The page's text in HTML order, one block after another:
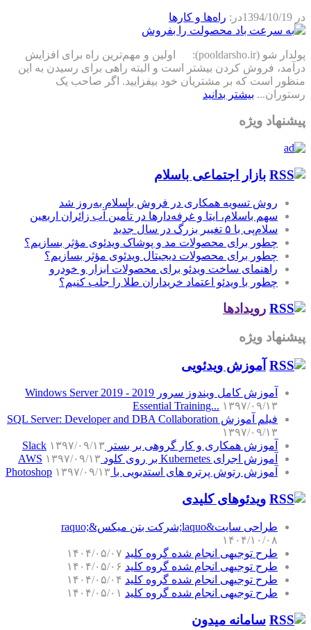
در 1394/10/19در: راه‌ها و كارها
پولدار شو (pooldarsho.ir): اولین و مهم‌ترین راه برای افزایش
درآمد، فروش کردن بیشتر است و البته راهی برای رسیدن به این
منظور است که بر مشتریان خود بیفزایید. اگر صاحب یک
رستوران... بیشتر بدانید
پیشنهاد ویژه
بازار اجتماعی باسلام
روش تسویه همکاری در فروش باسلام به‌روز شد
سهم باسلام، ایتا و غرفه‌دارها در تأمین آب زائران اربعین
سلام‌پی با ۵ تغییر بزرگ در سال جدید
چطور برای محصولات مد و پوشاک ویدئوی مؤثر بسازیم؟
چطور برای محصولات دیجیتال ویدئوی مؤثر بسازیم؟
راهنمای ساخت ویدئو برای محصولات ابزار و خودرو
چطور با ویدئو اعتماد خریداران طلا را جلب کنیم؟
رویدادها
پیشنهاد ویژه
آموزش‌ ویدئویی
آموزش کامل ویندوز سرور 2019 - Windows Server 2019
Essential Training... ۱۳۹۷/۰۹/۱۳
فیلم آموزش SQL Server: Developer and DBA Collaboration
۱۳۹۷/۰۹/۱۳
آموزش همکاری و کار گروهی بر بستر Slack ۱۳۹۷/۰۹/۱۳
آموزش اجرای Kubernetes بر روی کلود AWS
۱۳۹۷/۰۹/۱۳
آموزش رتوش پرتره های استدیویی با Photoshop ۱۳۹۷/۰۹/۱۳
ویدئوهای کلیدی
طراحی سایت&laquo;شرکت بتن میکس&raquo;
۱۴۰۴/۱۰/۰۸
طرح توجیهی انجام شده گروه کلید ۱۴۰۴/۰۵/۰۷
طرح توجیهی انجام شده گروه کلید ۱۴۰۴/۰۵/۰۶
طرح توجیهی انجام شده گروه کلید ۱۴۰۴/۰۵/۰۴
طرح توجیهی انجام شده گروه کلید ۱۴۰۴/۰۵/۰۱
سامانه میدون